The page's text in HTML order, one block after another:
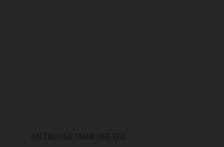
ANTIGONE IMMOBILIER